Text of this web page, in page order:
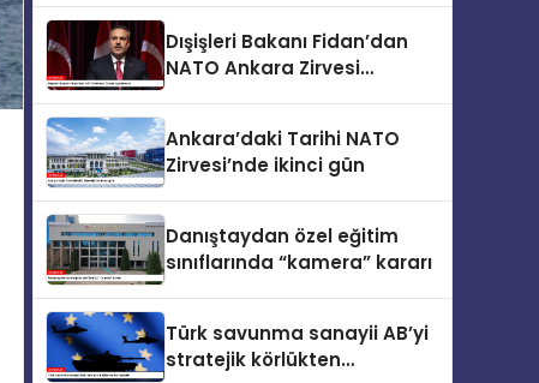
Dışişleri Bakanı Fidan’dan
NATO Ankara Zirvesi
Ankara’daki Tarihi NATO
Zirvesi’nde ikinci gün
Danıştaydan özel eğitim
sınıflarında “kamera” kararı
Türk savunma sanayii AB’yi
stratejik körlükten